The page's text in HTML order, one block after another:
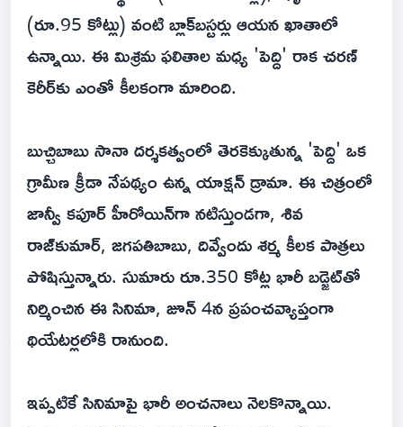
(రూ.95 కోట్లు) వంటి బ్లాక్‌బస్టర్లు ఆయన ఖాతాలో
ఉన్నాయి. ఈ మిశ్రమ ఫలితాల మధ్య 'పెద్ది' రాక చరణ్
కెరీర్‌కు ఎంతో కీలకంగా మారింది.
బుచ్చిబాబు సానా దర్శకత్వంలో తెరకెక్కుతున్న 'పెద్ది' ఒక
గ్రామీణ క్రీడా నేపథ్యం ఉన్న యాక్షన్ డ్రామా. ఈ చిత్రంలో
జాన్వీ కపూర్ హీరోయిన్‌గా నటిస్తుండగా, శివ
రాజ్‌కుమార్, జగపతిబాబు, దివ్వేందు శర్మ కీలక పాత్రలు
పోషిస్తున్నారు. సుమారు రూ.350 కోట్ల భారీ బడ్జెట్‌తో
నిర్మించిన ఈ సినిమా, జూన్ 4న ప్రపంచవ్యాప్తంగా
థియేటర్లలోకి రానుంది.
ఇప్పటికే సినిమాపై భారీ అంచనాలు నెలకొన్నాయి.